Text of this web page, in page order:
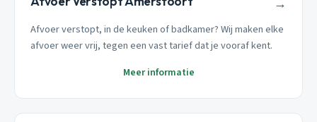
→
Afvoer verstopt, in de keuken of badkamer? Wij maken elke
afvoer weer vrij, tegen een vast tarief dat je vooraf kent.
Meer informatie